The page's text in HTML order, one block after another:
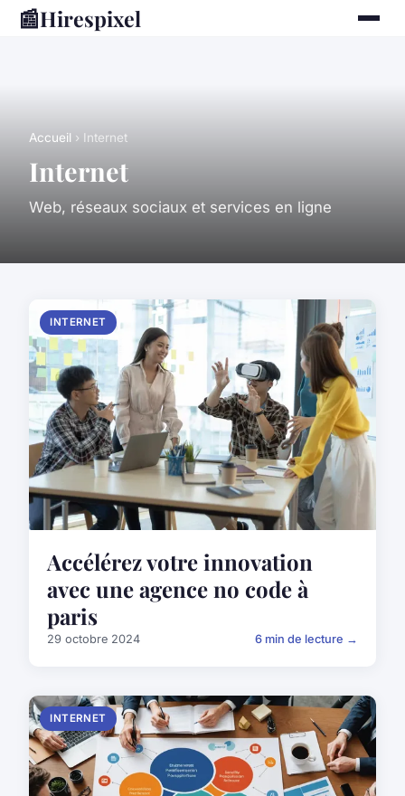
📰Hirespixel
Accueil › Internet
Internet
Web, réseaux sociaux et services en ligne
INTERNET
Accélérez votre innovation
avec une agence no code à
paris
29 octobre 2024 6 min de lecture →
INTERNET